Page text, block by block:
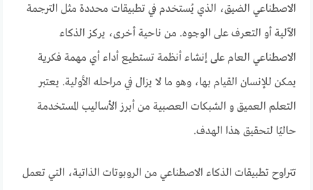
الاصطناعي الضيق، الذي يُستخدم في تطبيقات محددة مثل الترجمة
الآلية أو التعرف على الوجوه. من ناحية أخرى، يركز الذكاء
الاصطناعي العام على إنشاء أنظمة تستطيع أداء أي مهمة فكرية
يمكن للإنسان القيام بها، وهو ما لا يزال في مراحله الأولية. يعتبر
التعلم العميق و الشبكات العصبية من أبرز الأساليب المستخدمة
حاليًا لتحقيق هذا الهدف.
تتراوح تطبيقات الذكاء الاصطناعي من الروبوتات الذاتية، التي تعمل